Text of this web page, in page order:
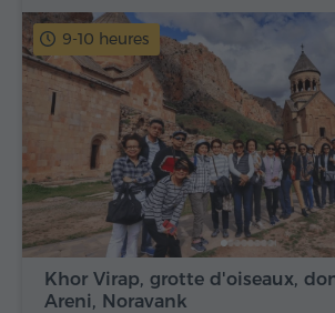
9-10 heures
Khor Virap, grotte d'oiseaux,
Areni, Noravank